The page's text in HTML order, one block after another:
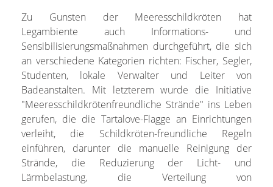
Zu Gunsten der Meeresschildkröten hat
Legambiente auch Informations- und
Sensibilisierungsmaßnahmen durchgeführt, die sich
an verschiedene Kategorien richten: Fischer, Segler,
Studenten, lokale Verwalter und Leiter von
Badeanstalten. Mit letzterem wurde die Initiative
"Meeresschildkrötenfreundliche Strände" ins Leben
gerufen, die die Tartalove-Flagge an Einrichtungen
verleiht, die Schildkröten-freundliche Regeln
einführen, darunter die manuelle Reinigung der
Strände, die Reduzierung der Licht- und
Lärmbelastung, die Verteilung von